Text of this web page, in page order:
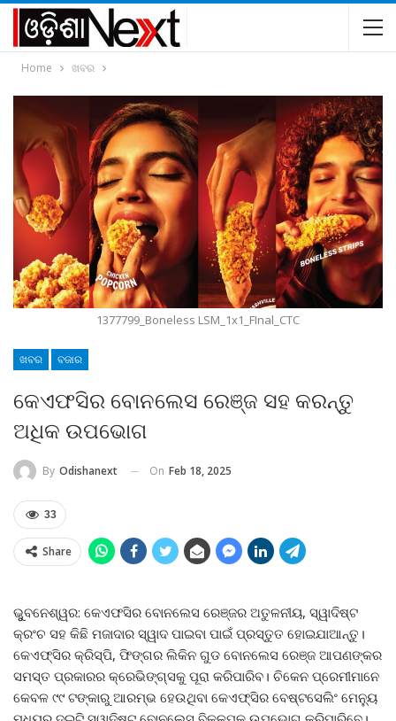
Home ଖବର
1377799_Boneless LSM_1x1_FInal_CTC
ଖବର ବଜାର
କେଏଫସିର ବୋନଲେସ ରେଞ୍ଜ ସହ କରନ୍ତୁ
ଅଧିକ ଉପଭୋଗ
By Odishanext On Feb 18, 2025
33
Share
ଭୁୁବନେଶ୍ୱର: କେଏଫସିର ବୋନଲେସ ରେଞ୍ଜର ଅତୁଳନୀୟ, ସ୍ୱାଦିଷ୍ଟ
କ୍ରଂଚ ସହ କିଛି ମଜାଦାର ସ୍ୱାଦ ପାଇବା ପାଇଁ ପ୍ରସ୍ତୁତ ହୋଇଯାଆନ୍ତୁ।
କେଏଫ୍‌ସିର କ୍ରିସ୍ପି, ଫିଙ୍ଗର ଲିକିନ ଗୁଡ ବୋନଲେସ ରେଞ୍ଜ ଆପଣଙ୍କର
ସମସ୍ତ ପ୍ରକାରର କ୍ରେଭିଙ୍ଗ୍‌ସକୁ ପୂରା କରିପାରିବ। ଚିକେନ ପ୍ରେମୀମାନେ
କେବଳ ୯୯ ଟଙ୍କାରୁ ଆରମ୍ଭ ହେଉଥିବା କେଏଫ୍‌ସିର ବେଷ୍ଟସେଲିଂ ମେନ୍ୟୁ